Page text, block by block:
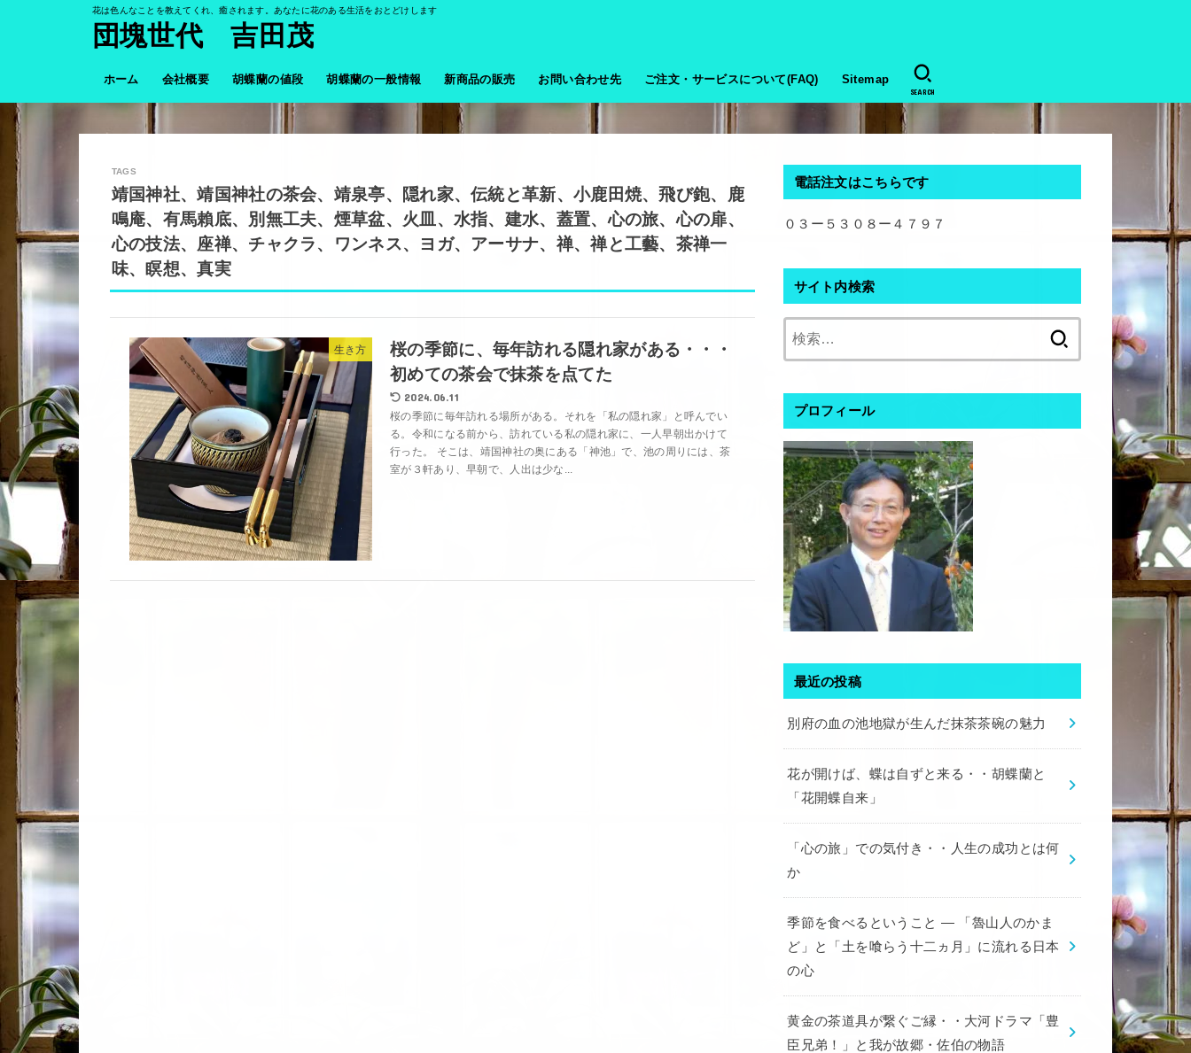
花は色んなことを教えてくれ、癒されます。あなたに花のある生活をおとどけします
団塊世代 吉田茂
ホーム 会社概要 胡蝶蘭の値段 胡蝶蘭の一般情報 新商品の販売 お問い合わせ先 ご注文・サービスについて(FAQ) Sitemap
SEARCH
靖国神社、靖国神社の茶会、靖泉亭、隠れ家、伝統と革新、小鹿田焼、飛び鉋、鹿
鳴庵、有馬賴底、別無工夫、煙草盆、火皿、水指、建水、蓋置、心の旅、心の扉、
心の技法、座禅、チャクラ、ワンネス、ヨガ、アーサナ、禅、禅と工藝、茶禅一
味、瞑想、真実
生き方
桜の季節に、毎年訪れる隠れ家がある・・・
初めての茶会で抹茶を点てた
2024.06.11
桜の季節に毎年訪れる場所がある。それを「私の隠れ家」と呼んでい
る。令和になる前から、訪れている私の隠れ家に、一人早朝出かけて
行った。 そこは、靖国神社の奥にある「神池」で、池の周りには、茶
室が３軒あり、早朝で、人出は少な...
電話注文はこちらです
０３ー５３０８ー４７９７
サイト内検索
プロフィール
最近の投稿
別府の血の池地獄が生んだ抹茶茶碗の魅力
花が開けば、蝶は自ずと来る・・胡蝶蘭と
「花開蝶自来」
「心の旅」での気付き・・人生の成功とは何
か
季節を食べるということ ― 「魯山人のかま
ど」と「土を喰らう十二ヵ月」に流れる日本
の心
黄金の茶道具が繋ぐご縁・・大河ドラマ「豊
臣兄弟！」と我が故郷・佐伯の物語